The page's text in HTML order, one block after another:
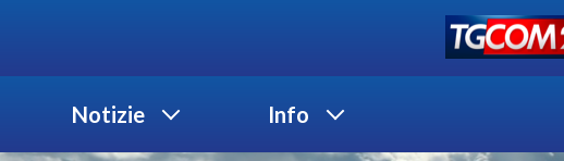
Notizie Info